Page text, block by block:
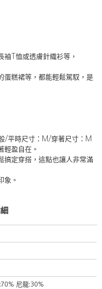
袖T恤或透膚針織衫等，
蛋糕裙等，都能輕鬆駕馭，是
/平時尺寸：M/穿著尺寸：M
輕盈自在。
搞定穿搭，這點也讓人非常滿
象。
尼龍:30%